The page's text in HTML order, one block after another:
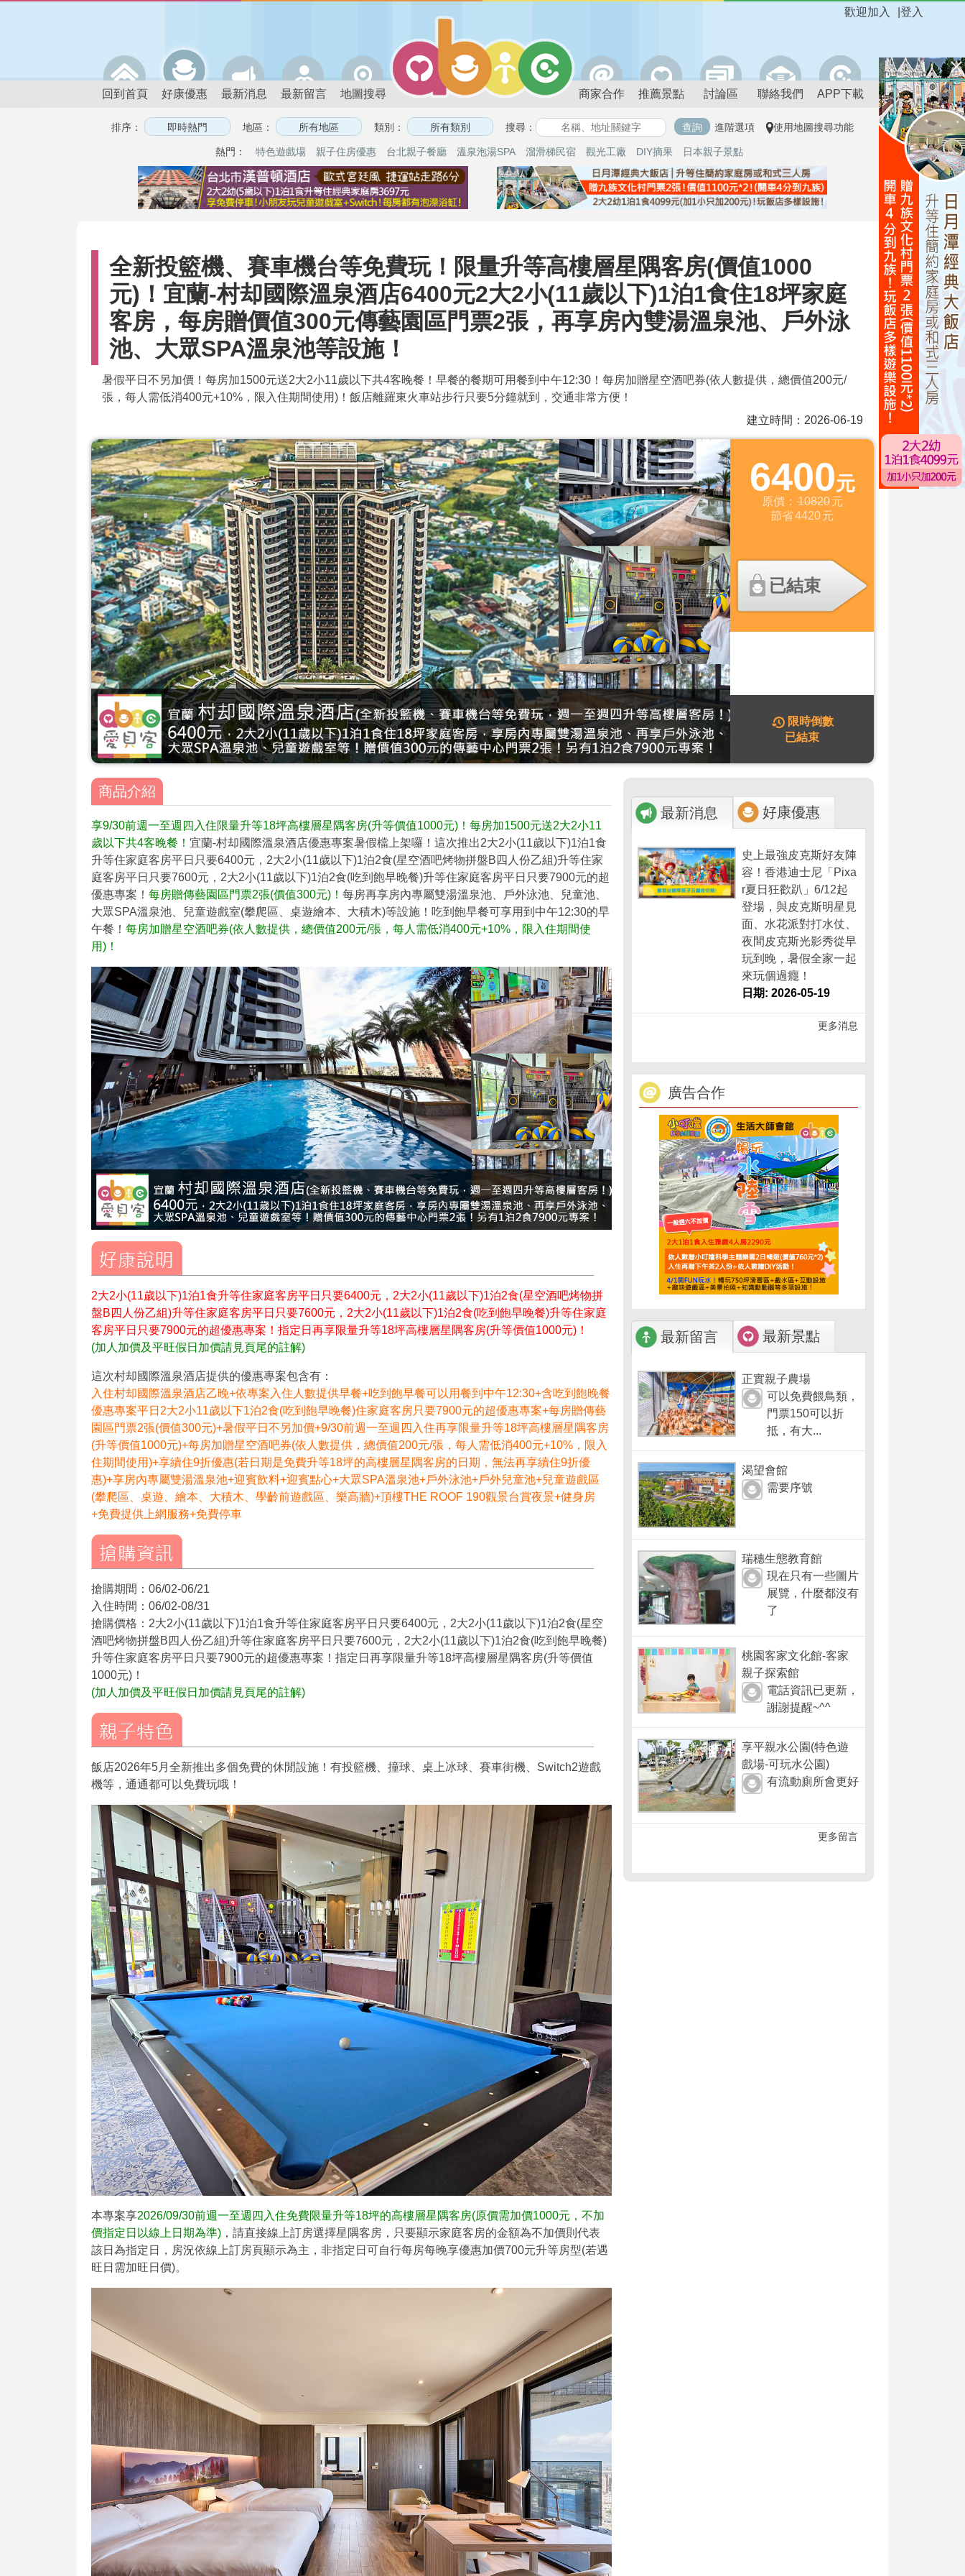
登入
歡迎加入
回到首頁 好康優惠 最新消息 最新留言 地圖搜尋 商家合作 推薦景點 討論區 聯絡我們 APP下載
排序： 地區： 類別： 搜尋： 進階選項 使用地圖搜尋功能
熱門： 特色遊戲場 親子住房優惠 台北親子餐廳 溫泉泡湯SPA 溜滑梯民宿 觀光工廠 DIY摘果 日本親子景點
全新投籃機、賽車機台等免費玩！限量升等高樓層星隅客房(價值1000
元)！宜蘭-村却國際溫泉酒店6400元2大2小(11歲以下)1泊1食住18坪家庭
客房，每房贈價值300元傳藝園區門票2張，再享房內雙湯溫泉池、戶外泳
池、大眾SPA溫泉池等設施！
暑假平日不另加價！每房加1500元送2大2小11歲以下共4客晚餐！早餐的餐期可用餐到中午12:30！每房加贈星空酒吧券(依人數提供，總價值200元/
張，每人需低消400元+10%，限入住期間使用)！飯店離羅東火車站步行只要5分鐘就到，交通非常方便！
建立時間：2026-06-19
6400元
原價： 10820 元
節省4420元
已結束
限時倒數
已結束
商品介紹
享9/30前週一至週四入住限量升等18坪高樓層星隅客房(升等價值1000元)！每房加1500元送2大2小11
歲以下共4客晚餐！ 宜蘭-村却國際溫泉酒店優惠專案暑假檔上架囉！這次推出2大2小(11歲以下)1泊1食
升等住家庭客房平日只要6400元，2大2小(11歲以下)1泊2食(星空酒吧烤物拼盤B四人份乙組)升等住家
庭客房平日只要7600元，2大2小(11歲以下)1泊2食(吃到飽早晚餐)升等住家庭客房平日只要7900元的超
優惠專案！ 每房贈傳藝園區門票2張(價值300元)！ 每房再享房內專屬雙湯溫泉池、戶外泳池、兒童池、
大眾SPA溫泉池、兒童遊戲室(攀爬區、桌遊繪本、大積木)等設施！吃到飽早餐可享用到中午12:30的早
午餐！ 每房加贈星空酒吧券(依人數提供，總價值200元/張，每人需低消400元+10%，限入住期間使
用)！
2大2小(11歲以下)1泊1食升等住家庭客房平日只要6400元，2大2小(11歲以下)1泊2食(星空酒吧烤物拼
盤B四人份乙組)升等住家庭客房平日只要7600元，2大2小(11歲以下)1泊2食(吃到飽早晚餐)升等住家庭
客房平日只要7900元的超優惠專案！指定日再享限量升等18坪高樓層星隅客房(升等價值1000元)！
(加人加價及平旺假日加價請見頁尾的註解)
這次村却國際溫泉酒店提供的優惠專案包含有：
入住村却國際溫泉酒店乙晚+依專案入住人數提供早餐+吃到飽早餐可以用餐到中午12:30+含吃到飽晚餐
優惠專案平日2大2小11歲以下1泊2食(吃到飽早晚餐)住家庭客房只要7900元的超優惠專案+每房贈傳藝
園區門票2張(價值300元)+暑假平日不另加價+9/30前週一至週四入住再享限量升等18坪高樓層星隅客房
(升等價值1000元)+每房加贈星空酒吧券(依人數提供，總價值200元/張，每人需低消400元+10%，限入
住期間使用)+享續住9折優惠(若日期是免費升等18坪的高樓層星隅客房的日期，無法再享續住9折優
惠)+享房內專屬雙湯溫泉池+迎賓飲料+迎賓點心+大眾SPA溫泉池+戶外泳池+戶外兒童池+兒童遊戲區
(攀爬區、桌遊、繪本、大積木、學齡前遊戲區、樂高牆)+頂樓THE ROOF 190觀景台賞夜景+健身房
+免費提供上網服務+免費停車
搶購期間：06/02-06/21
入住時間：06/02-08/31
搶購價格：2大2小(11歲以下)1泊1食升等住家庭客房平日只要6400元，2大2小(11歲以下)1泊2食(星空
酒吧烤物拼盤B四人份乙組)升等住家庭客房平日只要7600元，2大2小(11歲以下)1泊2食(吃到飽早晚餐)
升等住家庭客房平日只要7900元的超優惠專案！指定日再享限量升等18坪高樓層星隅客房(升等價值
1000元)！
(加人加價及平旺假日加價請見頁尾的註解)
飯店2026年5月全新推出多個免費的休閒設施！有投籃機、撞球、桌上冰球、賽車街機、Switch2遊戲
機等，通通都可以免費玩哦！
本專案享2026/09/30前週一至週四入住免費限量升等18坪的高樓層星隅客房(原價需加價1000元，不加
價指定日以線上日期為準) ，請直接線上訂房選擇星隅客房，只要顯示家庭客房的金額為不加價則代表
該日為指定日，房況依線上訂房頁顯示為主，非指定日可自行每房每晚享優惠加價700元升等房型(若遇
旺日需加旺日價)。
最新消息 好康優惠
史上最強皮克斯好友陣
容！香港迪士尼「Pixa
r夏日狂歡趴」6/12起
登場，與皮克斯明星見
面、水花派對打水仗、
夜間皮克斯光影秀從早
玩到晚，暑假全家一起
來玩個過癮！
日期: 2026-05-19
更多消息
廣告合作
最新留言 最新景點
正實親子農場
可以免費餵鳥類，
門票150可以折
抵，有大...
渴望會館
需要序號
瑞穗生態教育館
現在只有一些圖片
展覽，什麼都沒有
了
桃園客家文化館-客家
親子探索館
電話資訊已更新，
謝謝提醒~^^
享平親水公園(特色遊
戲場-可玩水公園)
有流動廁所會更好
更多留言